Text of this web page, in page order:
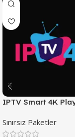
IPTV Smart 4K
Sınırsız Paketler